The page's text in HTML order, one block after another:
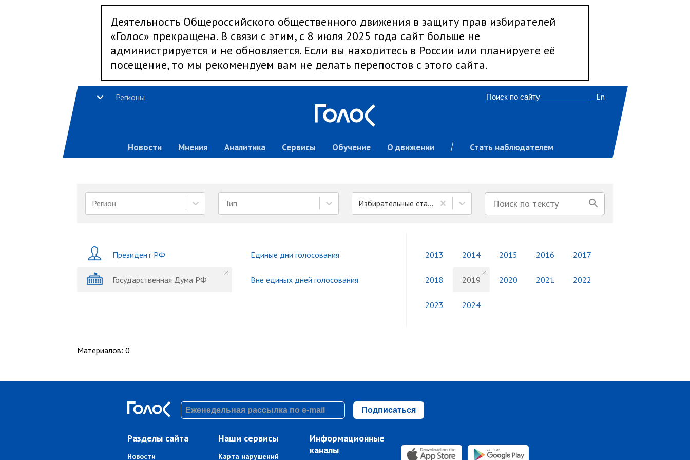
Деятельность Общероссийского общественного движения в защиту прав избирателей
«Голос» прекращена. В связи с этим, с 8 июля 2025 года сайт больше не
администрируется и не обновляется. Если вы находитесь в России или планируете её
посещение, то мы рекомендуем вам не делать перепостов с этого сайта.
Регионы
Новости Мнения Аналитика Сервисы Обучение О движении Стать наблюдателем
En
Регион Тип Избирательные стандарты
Президент РФ
Государственная Дума РФ
Единые дни голосования
Вне единых дней голосования
2013 2014 2015 2016 2017
2018 2019 2020 2021 2022
2023 2024
Материалов: 0
Подписаться
Разделы сайта
Новости
Наши сервисы
Карта нарушений
Информационные
каналы